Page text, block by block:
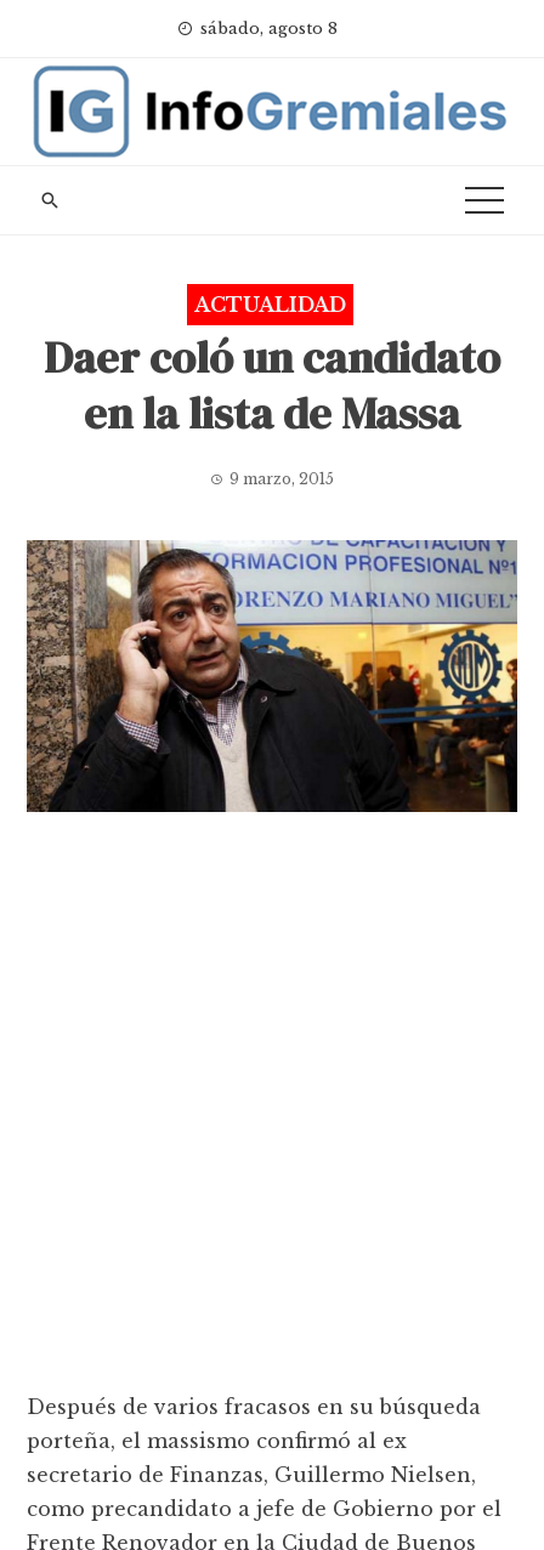
content
sábado, agosto 8
ACTUALIDAD
Daer coló un candidato
en la lista de Massa
9 marzo, 2015
Después de varios fracasos en su búsqueda
porteña, el massismo confirmó al ex
secretario de Finanzas, Guillermo Nielsen,
como precandidato a jefe de Gobierno por el
Frente Renovador en la Ciudad de Buenos